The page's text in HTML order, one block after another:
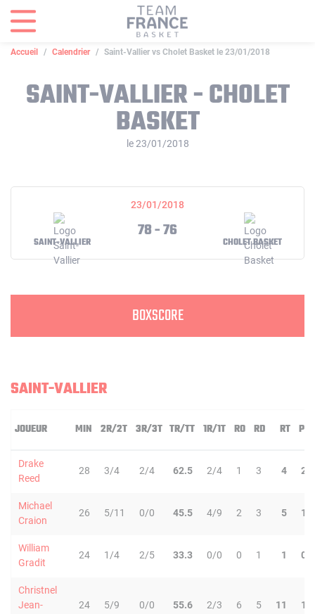
Accueil Calendrier Saint-Vallier vs Cholet Basket le 23/01/2018
SAINT-VALLIER - CHOLET
BASKET
le 23/01/2018
23/01/2018
SAINT-VALLIER
78 - 76
CHOLET BASKET
BOXSCORE
SAINT-VALLIER
JOUEUR MIN 2R/2T 3R/3T TR/TT 1R/1T RO RD RT PD
Drake
Reed
28 3/4 2/4 62.5 2/4 1 3 4 2
Michael
Craion
26 5/11 0/0 45.5 4/9 2 3 5 1
William
Gradit
24 1/4 2/5 33.3 0/0 0 1 1 0
Christnel
Jean-
24 5/9 0/0 55.6 2/3 6 5 11 1
Panneau de gestion des cookies